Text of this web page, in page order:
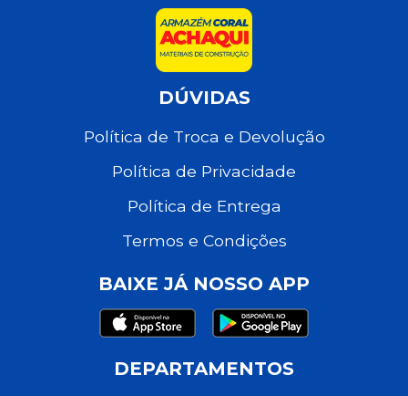
DÚVIDAS
Política de Troca e Devolução
Política de Privacidade
Política de Entrega
Termos e Condições
BAIXE JÁ NOSSO APP
DEPARTAMENTOS